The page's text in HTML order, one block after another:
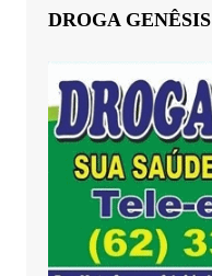
DROGA GENÊSIS